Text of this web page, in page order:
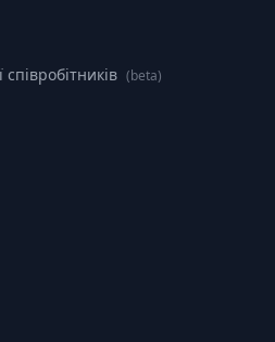
(beta)